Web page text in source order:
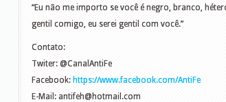
“Eu não me importo se você é negro, branco,
gentil comigo, eu serei gentil com você.”
Contato:
Twiter: @CanalAntiFe
Facebook: https://www.facebook.com/AntiFe
E-Mail: antifeh@hotmail.com